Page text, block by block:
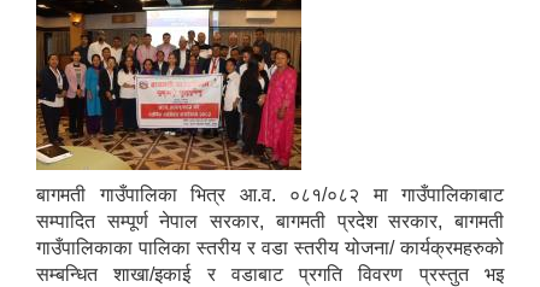
बागमती गाउँपालिका भित्र आ.व. ०८१/०८२ मा गाउँपालिकाबाट
सम्पादित सम्पूर्ण नेपाल सरकार, बागमती प्रदेश सरकार, बागमती
गाउँपालिकाका पालिका स्तरीय र वडा स्तरीय योजना/ कार्यक्रमहरुको
सम्बन्धित शाखा/इकाई र वडाबाट प्रगति विवरण प्रस्तुत भइ